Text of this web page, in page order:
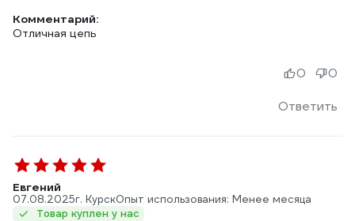
Комментарий:
Отличная цепь
Ответить
0 0
Евгений
07.08.2025г. КурскОпыт использования: Менее месяца
Товар куплен у нас